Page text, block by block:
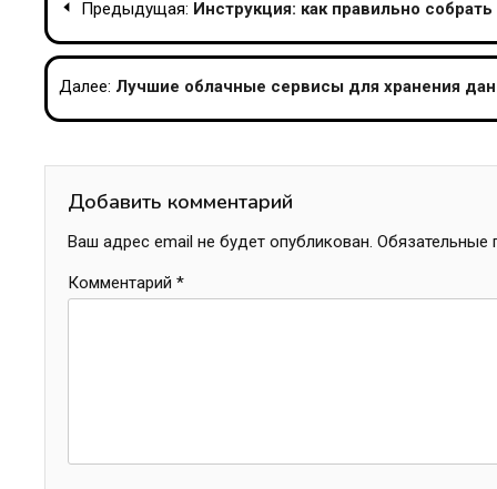
по
записям
Предыдущая: Инструкция: как правильно
Далее: Лучшие облачные сервисы для хранения
Добавить комментарий
Ваш адрес email не будет опубликован.
Комментарий *